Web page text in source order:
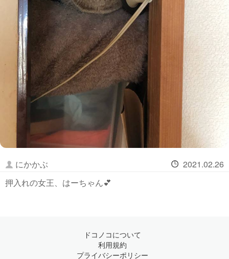
にかかぶ
2021.02.26
押入れの女王、はーちゃん💕
ドコノコについて
利用規約
プライバシーポリシー